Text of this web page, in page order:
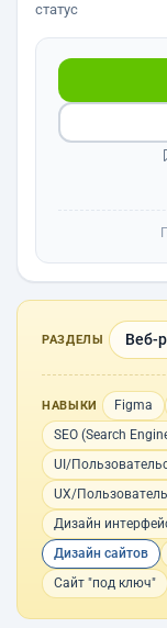
статус
РАЗДЕЛЫ Веб-
НАВЫКИ Figma
SEO (Search
UI/
UX/
Дизайн
Дизайн сайтов
Сайт "под ключ"